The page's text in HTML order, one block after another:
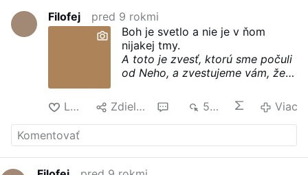
Filofej
pred 9 rokmi
Boh je svetlo a nie je v ňom
nijakej tmy.
A toto je zvesť, ktorú sme počuli
od Neho, a zvestujeme vám, že
nijakej tmy.
1.Jánov list 1,5
Lajk Zdielať 547 Viac